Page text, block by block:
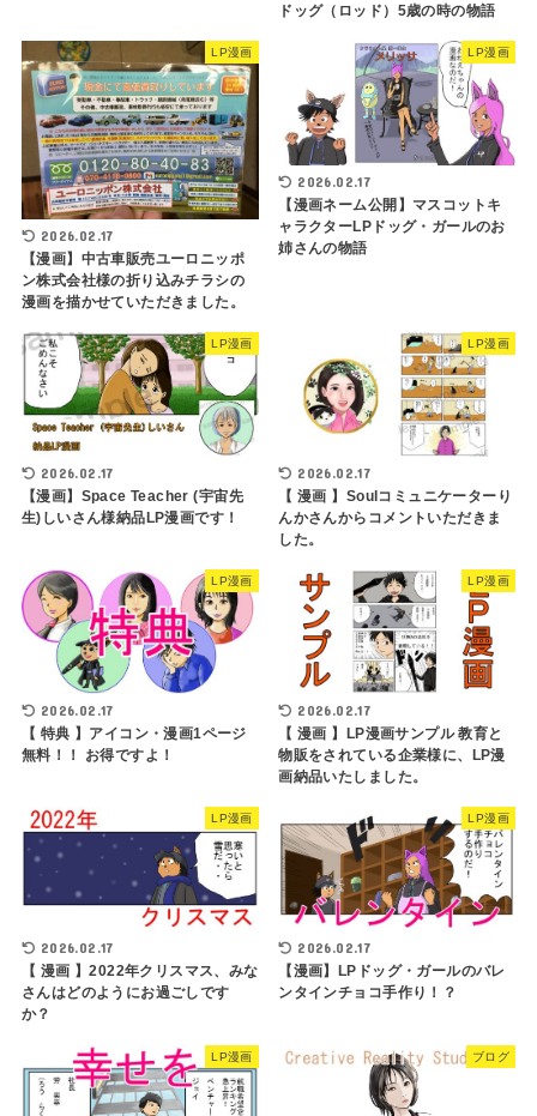
ドッグ（ロッド）5歳の時の物語
LP漫画
2026.02.17
【漫画】中古車販売ユーロニッポ
ン株式会社様の折り込みチラシの
漫画を描かせていただきました。
LP漫画
2026.02.17
【漫画ネーム公開】マスコットキ
ャラクターLPドッグ・ガールのお
姉さんの物語
LP漫画
2026.02.17
【漫画】Space Teacher (宇宙先
生)しいさん様納品LP漫画です！
LP漫画
2026.02.17
【 漫画 】Soulコミュニケーターり
んかさんからコメントいただきま
した。
LP漫画
2026.02.17
【 特典 】アイコン・漫画1ページ
無料！！ お得ですよ！
LP漫画
2026.02.17
【 漫画 】LP漫画サンプル 教育と
物販をされている企業様に、LP漫
画納品いたしました。
LP漫画
2026.02.17
【 漫画 】2022年クリスマス、みな
さんはどのようにお過ごしです
か？
LP漫画
2026.02.17
【漫画】LPドッグ・ガールのバレ
ンタインチョコ手作り！？
LP漫画 ブログ